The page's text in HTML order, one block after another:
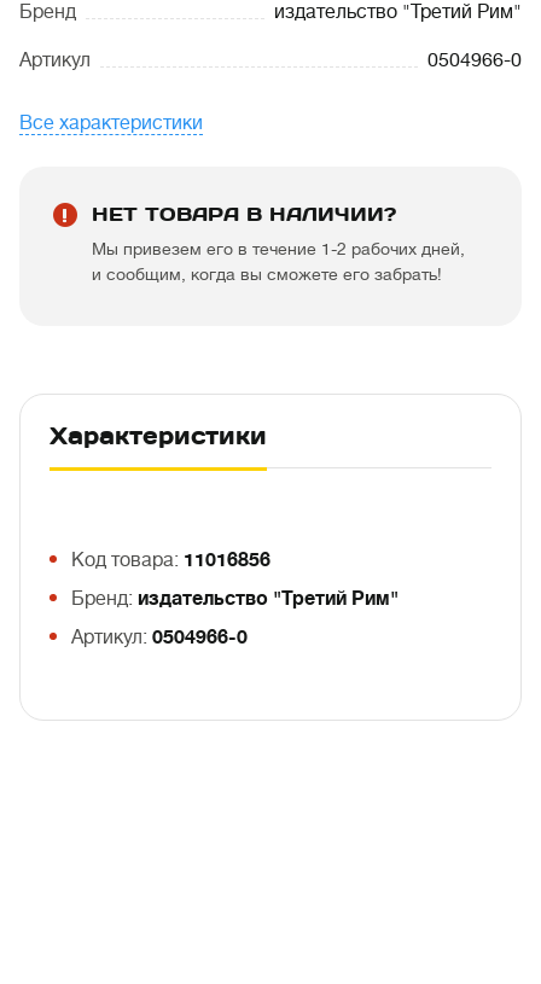
Бренд издательство "Третий Рим"
Артикул 0504966-0
Все характеристики
НЕТ ТОВАРА В НАЛИЧИИ?
Мы привезем его в течение 1-2 рабочих дней,
и сообщим, когда вы сможете его забрать!
Характеристики
Код товара: 11016856
Бренд: издательство "Третий Рим"
Артикул: 0504966-0